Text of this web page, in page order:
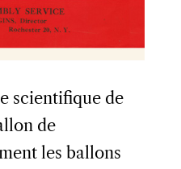
scientifique de
de
les ballons